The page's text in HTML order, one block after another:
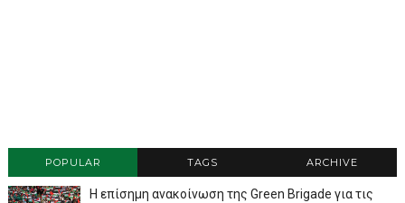
POPULAR TAGS ARCHIVE
Η επίσημη ανακοίνωση της Green Brigade για τις